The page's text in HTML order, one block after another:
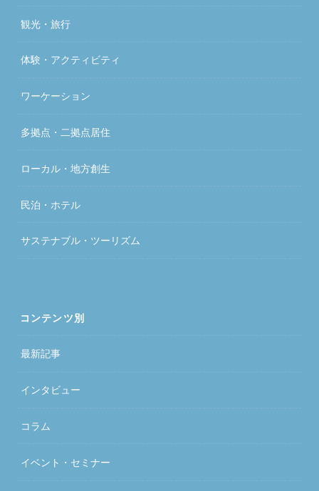
観光・旅行
体験・アクティビティ
ワーケーション
多拠点・二拠点居住
ローカル・地方創生
民泊・ホテル
サステナブル・ツーリズム
コンテンツ別
最新記事
インタビュー
コラム
イベント・セミナー